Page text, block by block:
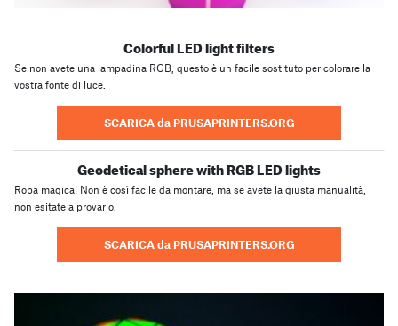
Colorful LED light filters
Se non avete una lampadina RGB, questo è un facile sostituto per colorare la
vostra fonte di luce.
SCARICA da PRUSAPRINTERS.ORG
Geodetical sphere with RGB LED lights
Roba magica! Non è così facile da montare, ma se avete la giusta manualità,
non esitate a provarlo.
SCARICA da PRUSAPRINTERS.ORG